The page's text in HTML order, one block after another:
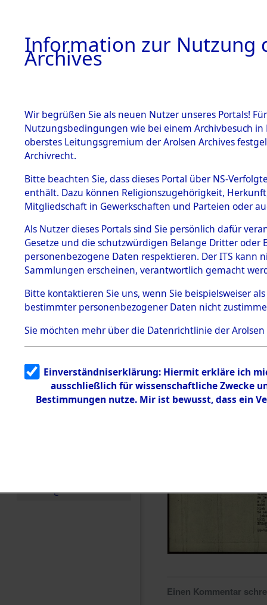
BESTÄNDE
1.
mente
5. Verschiedenes
5.3
Todesmärsche
5.3.1 Alliierte
Erhebungen
zu
Todesmärsch
en
5.3.2
g
5.3.3
Todesmärsch
e
Gradlitz
Einen Kommentar
Information zur Nutzung
Archives
Wir begrüßen Sie als neuen Nutzer unseres Portals!
Nutzungsbedingungen wie bei einem Archivbesuch
oberstes Leitungsgremium der Arolsen Archives
Archivrecht.
Bitte beachten Sie, dass dieses Portal über NS-
enthält. Dazu können Religionszugehörigkeit,
Mitgliedschaft in Gewerkschaften und Parteien oder
Als Nutzer dieses Portals sind Sie persönlich dafür
Gesetze und die schutzwürdigen Belange Dritter
personenbezogene Daten respektieren. Der ITS
Sammlungen erscheinen, verantwortlich gemacht
Bitte kontaktieren Sie uns, wenn Sie beispielsweiser
bestimmter personenbezogener Daten nicht
Sie möchten mehr über die Datenrichtlinie der Arolsen
Einverständniserklärung: Hiermit erkläre ich
ausschließlich für wissenschaftliche Zwecke
Bestimmungen nutze. Mir ist bewusst, dass ein